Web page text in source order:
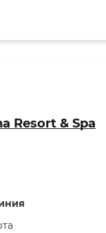
Resort & Spa